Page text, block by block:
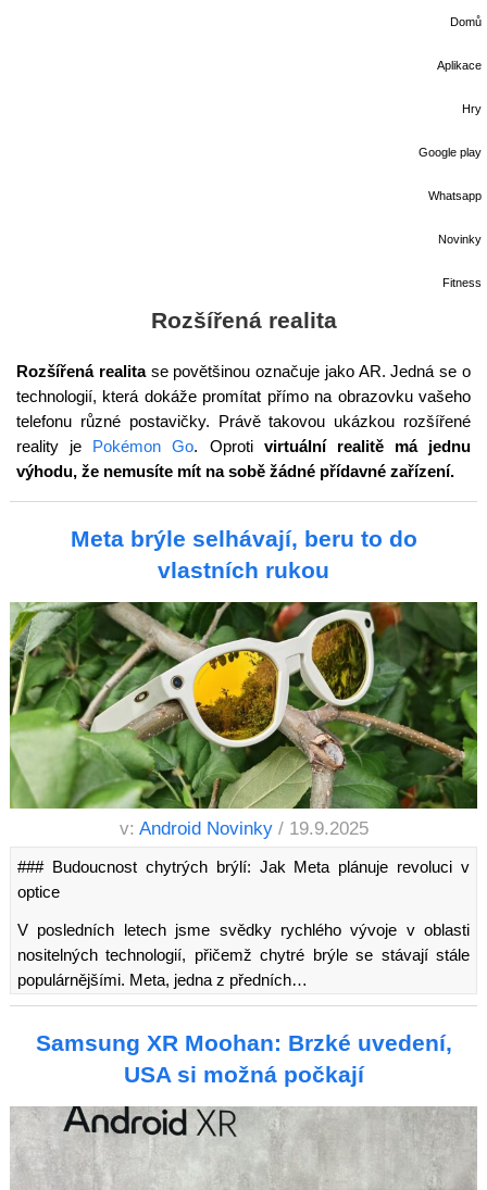
Domů
Aplikace
Hry
Google play
Whatsapp
Novinky
Fitness
Rozšířená realita
Rozšířená realita se povětšinou označuje jako AR. Jedná se o
technologií, která dokáže promítat přímo na obrazovku vašeho
telefonu různé postavičky. Právě takovou ukázkou rozšířené
reality je Pokémon Go. Oproti virtuální realitě má jednu
výhodu, že nemusíte mít na sobě žádné přídavné zařízení.
Meta brýle selhávají, beru to do
vlastních rukou
v: Android Novinky / 19.9.2025
### Budoucnost chytrých brýlí: Jak Meta plánuje revoluci v
optice
V posledních letech jsme svědky rychlého vývoje v oblasti
nositelných technologií, přičemž chytré brýle se stávají stále
populárnějšími. Meta, jedna z předních…
Samsung XR Moohan: Brzké uvedení,
USA si možná počkají